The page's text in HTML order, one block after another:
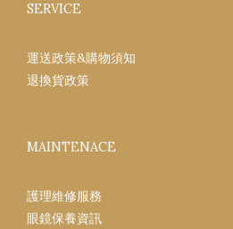
SERVICE
運送政策&購物須知
退換貨政策
MAINTENACE
護理維修服務
眼鏡保養資訊